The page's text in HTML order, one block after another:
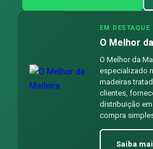
EM DESTAQUE
O Melhor
O Melhor da
especializado
madeiras
clientes,
distribuição
compra
Saiba